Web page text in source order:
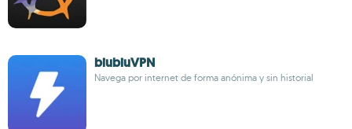
biubiuVPN
Navega por internet de forma anónima y sin historial